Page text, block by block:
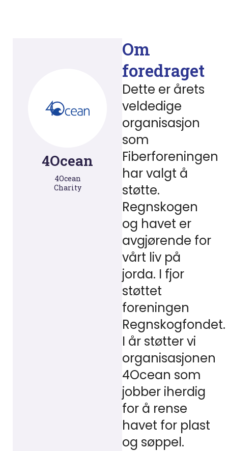
4Ocean
4Ocean
Charity
Om
foredraget
Dette er årets
veldedige
organisasjon
som
Fiberforeningen
har valgt å
støtte.
Regnskogen
og havet er
avgjørende for
vårt liv på
jorda. I fjor
støttet
foreningen
Regnskogfondet.
I år støtter vi
organisasjonen
4Ocean som
jobber iherdig
for å rense
havet for plast
og søppel.